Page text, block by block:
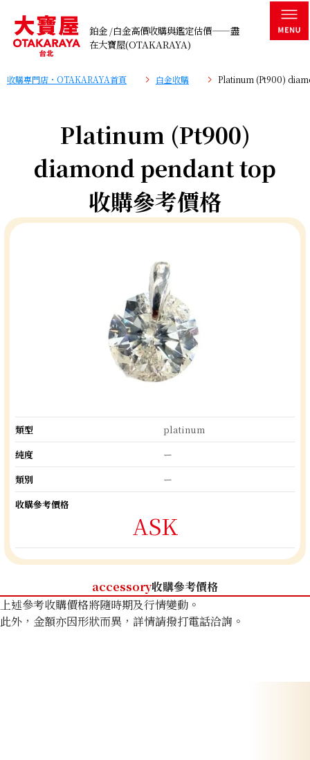
鉑金 /白金高價收購與鑑定估價——盡
在大寶屋(OTAKARAYA)
收購專門店・OTAKARAYA首頁 白金收購 Platinum (Pt900)
Platinum (Pt900)
diamond pendant top
收購參考價格
類型
platinum
純度
ー
類別
ー
收購參考價格
ASK
accessory收購參考價格
上述參考收購價格將隨時期及行情變動。
此外，金額亦因形狀而異，詳情請撥打電話洽詢。